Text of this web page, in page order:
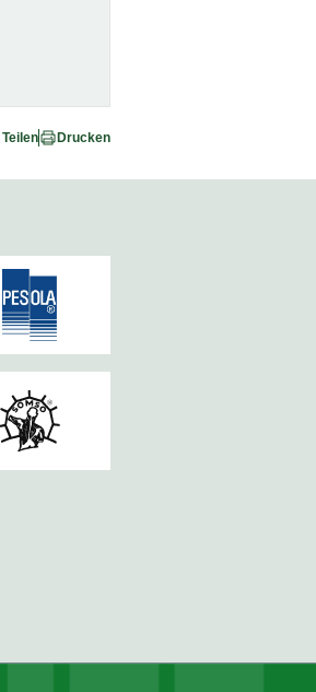
Teilen Drucken